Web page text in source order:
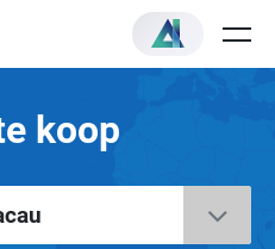
koop